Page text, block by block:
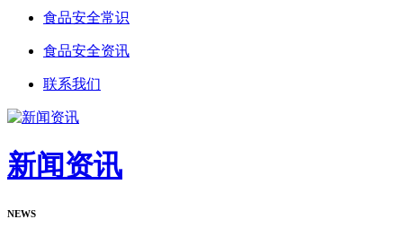
食品安全常识
食品安全资讯
联系我们
新闻资讯
NEWS